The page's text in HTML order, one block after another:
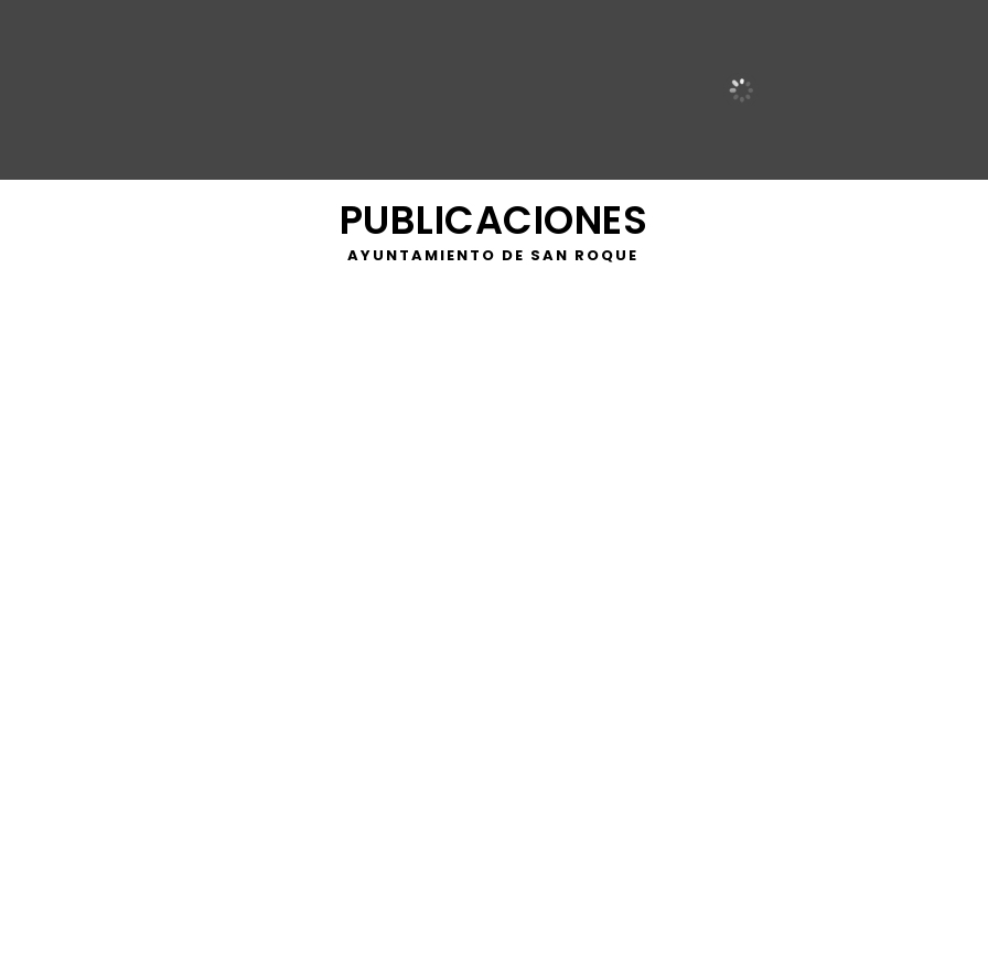
PUBLICACIONES
AYUNTAMIENTO DE SAN ROQUE